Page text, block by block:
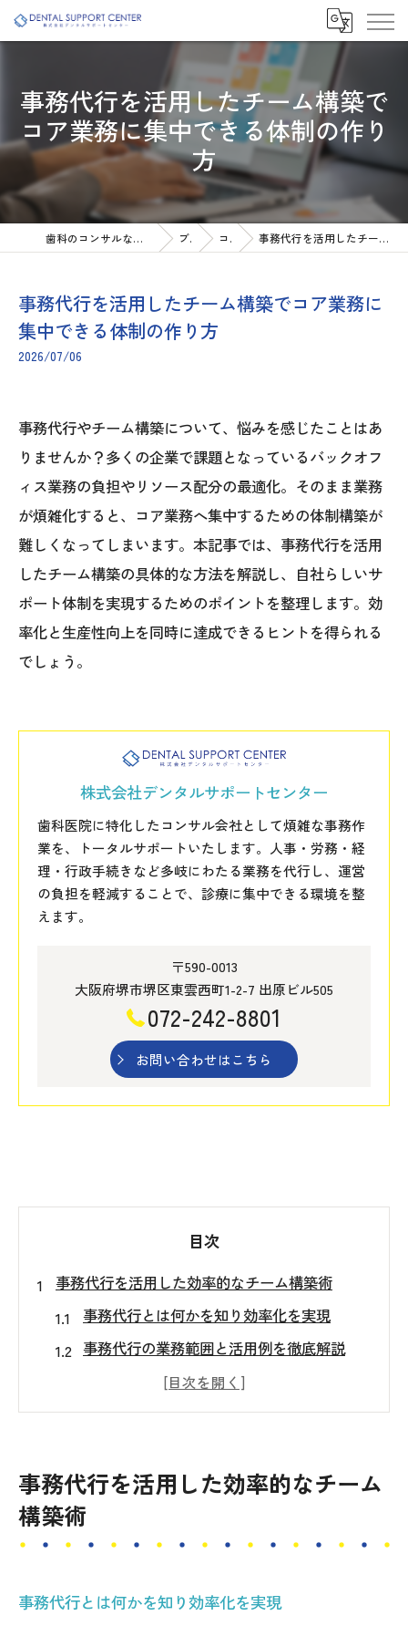
事務代行を活用したチーム構築で
コア業務に集中できる体制の作り
方
歯科のコンサルなら株式会社デンタルサポートセンター ブログ コラム 事務代行を活用したチーム構築でコア業務に集中できる体制の作り方
事務代行を活用したチーム構築でコア業務に
集中できる体制の作り方
2026/07/06
事務代行やチーム構築について、悩みを感じたことはあ
りませんか？多くの企業で課題となっているバックオフ
ィス業務の負担やリソース配分の最適化。そのまま業務
が煩雑化すると、コア業務へ集中するための体制構築が
難しくなってしまいます。本記事では、事務代行を活用
したチーム構築の具体的な方法を解説し、自社らしいサ
ポート体制を実現するためのポイントを整理します。効
率化と生産性向上を同時に達成できるヒントを得られる
でしょう。
株式会社デンタルサポートセンター
歯科医院に特化したコンサル会社として煩雑な事務作
業を、トータルサポートいたします。人事・労務・経
理・行政手続きなど多岐にわたる業務を代行し、運営
の負担を軽減することで、診療に集中できる環境を整
えます。
〒590-0013
大阪府堺市堺区東雲西町1-2-7 出原ビル505
072-242-8801
お問い合わせはこちら
目次
事務代行を活用した効率的なチーム構築術
事務代行とは何かを知り効率化を実現
事務代行の業務範囲と活用例を徹底解説
事務代行ポータル活用で最適な体制づくり
大手事務代行会社を選ぶ際の注意点とは
業務委託で実現する事務代行チームの強化法
事務代行業務委託のメリットと導入効果
業務委託で得られる事務代行の即戦力活用
業務委託と専任制の違いと活用ポイント
事務代行を活用した効率的なチーム
構築術
事務代行とは何かを知り効率化を実現